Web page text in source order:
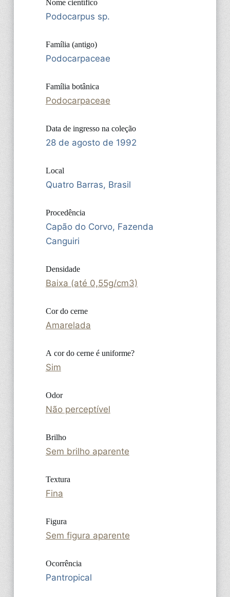
Nome científico
Podocarpus sp.
Família (antigo)
Podocarpaceae
Família botânica
Podocarpaceae
Data de ingresso na coleção
28 de agosto de 1992
Local
Quatro Barras, Brasil
Procedência
Capão do Corvo, Fazenda
Canguiri
Densidade
Baixa (até 0,55g/cm3)
Cor do cerne
Amarelada
A cor do cerne é uniforme?
Sim
Odor
Não perceptível
Brilho
Sem brilho aparente
Textura
Fina
Figura
Sem figura aparente
Ocorrência
Pantropical